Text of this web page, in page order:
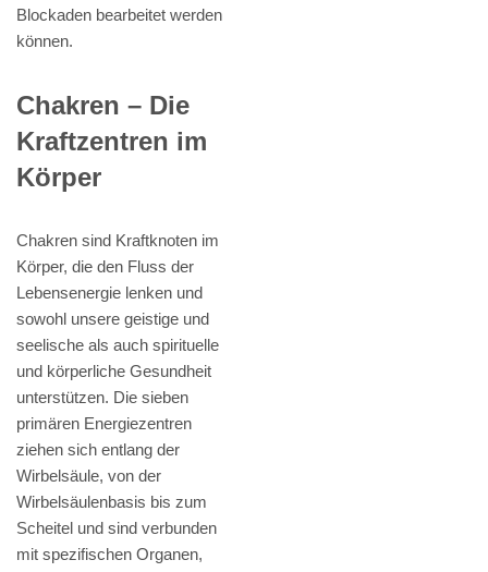
Blockaden bearbeitet werden
können.
Chakren – Die
Kraftzentren im
Körper
Chakren sind Kraftknoten im
Körper, die den Fluss der
Lebensenergie lenken und
sowohl unsere geistige und
seelische als auch spirituelle
und körperliche Gesundheit
unterstützen. Die sieben
primären Energiezentren
ziehen sich entlang der
Wirbelsäule, von der
Wirbelsäulenbasis bis zum
Scheitel und sind verbunden
mit spezifischen Organen,